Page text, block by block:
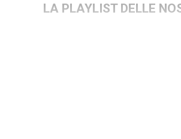
LA PLAYLIST DELLE